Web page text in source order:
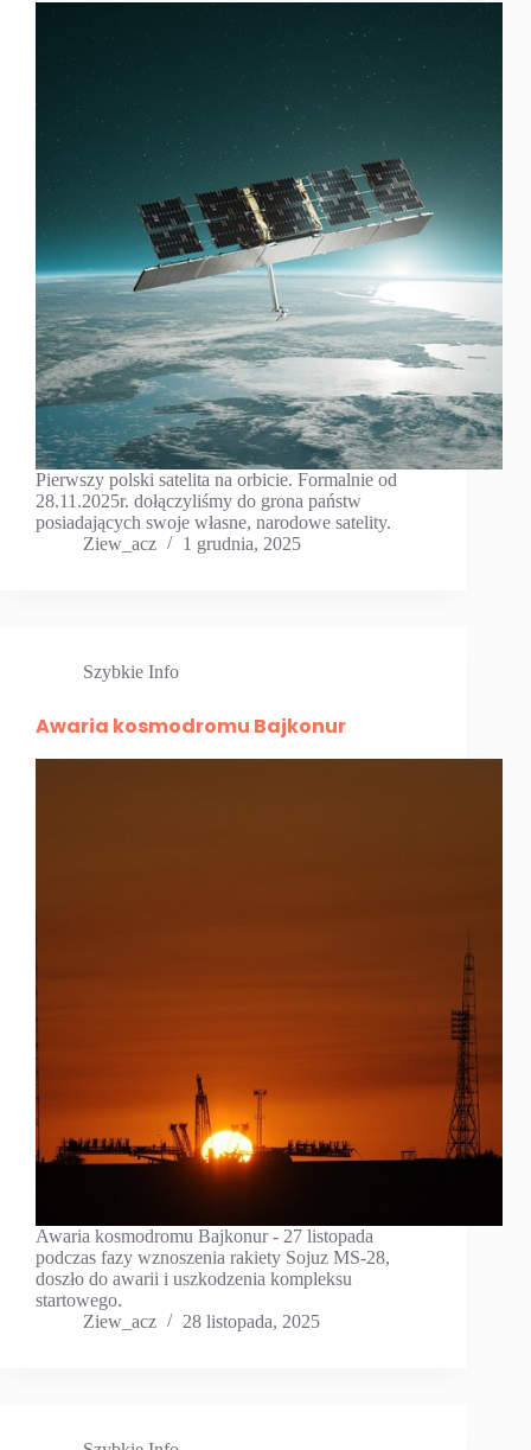
Pierwszy polski satelita na orbicie. Formalnie od
28.11.2025r. dołączyliśmy do grona państw
posiadających swoje własne, narodowe satelity.
Ziew_acz
1 grudnia, 2025
Szybkie Info
Awaria kosmodromu Bajkonur
Awaria kosmodromu Bajkonur - 27 listopada
podczas fazy wznoszenia rakiety Sojuz MS-28,
doszło do awarii i uszkodzenia kompleksu
startowego.
Ziew_acz
28 listopada, 2025